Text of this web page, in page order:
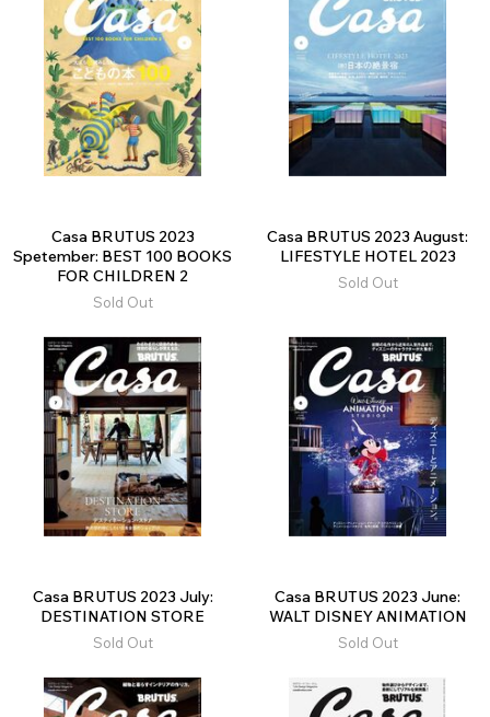
Casa BRUTUS 2023
Spetember: BEST 100 BOOKS
FOR CHILDREN 2
Sold Out
Casa BRUTUS 2023 August:
LIFESTYLE HOTEL 2023
Sold Out
Casa BRUTUS 2023 July:
DESTINATION STORE
Sold Out
Casa BRUTUS 2023 June:
WALT DISNEY ANIMATION
Sold Out